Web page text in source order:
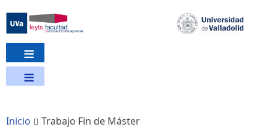
contenido
principal
Inicio Trabajo Fin de Máster